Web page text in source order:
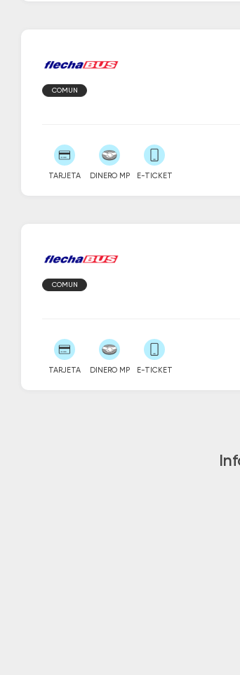
COMUN
TARJETA DINERO MP E-TICKET
COMUN
TARJETA DINERO MP E-TICKET